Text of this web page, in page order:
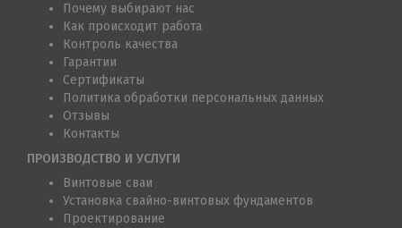
Почему выбирают нас
Как происходит работа
Контроль качества
Гарантии
Сертификаты
Политика обработки персональных данных
Отзывы
Контакты
ПРОИЗВОДСТВО И УСЛУГИ
Винтовые сваи
Установка свайно-винтовых фундаментов
Проектирование